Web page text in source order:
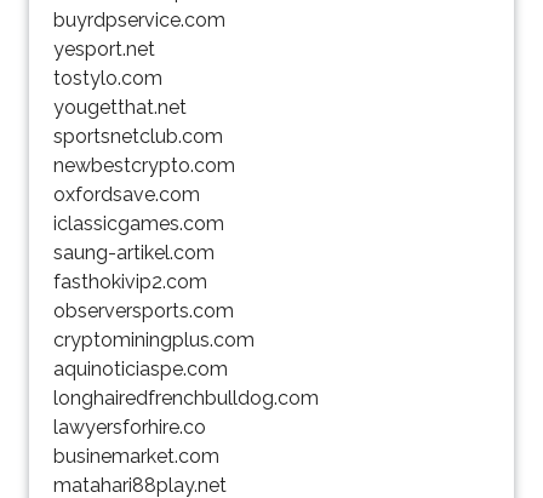
buyrdpservice.com
yesport.net
tostylo.com
yougetthat.net
sportsnetclub.com
newbestcrypto.com
oxfordsave.com
iclassicgames.com
saung-artikel.com
fasthokivip2.com
observersports.com
cryptominingplus.com
aquinoticiaspe.com
longhairedfrenchbulldog.com
lawyersforhire.co
businemarket.com
matahari88play.net